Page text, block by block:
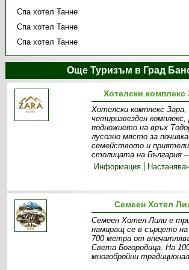
Спа хотел Танне
Спа хотел Танне
Спа хотел Танне
Още Туризъм в Град
Хотелски комплекс
Хотелски комплекс Зара,
четиризвезден комплекс,
подножието на връх
лусозно място за
семейството и
столицата на България
Информация
Семеен Хотел
Семеен Хотел Лили е
намиращ се в сърцето на
700 метра от
Света Богородица. На
многобройни